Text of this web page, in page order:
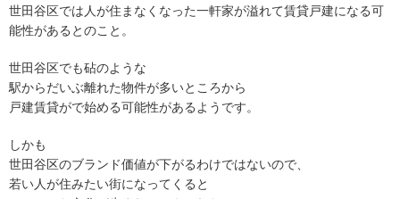
世田谷区では人が住まなくなった一軒家が溢れて賃貸戸建になる可
能性があるとのこと。
世田谷区でも砧のような
駅からだいぶ離れた物件が多いところから
戸建賃貸がで始める可能性があるようです。
しかも
世田谷区のブランド価値が下がるわけではないので、
若い人が住みたい街になってくると